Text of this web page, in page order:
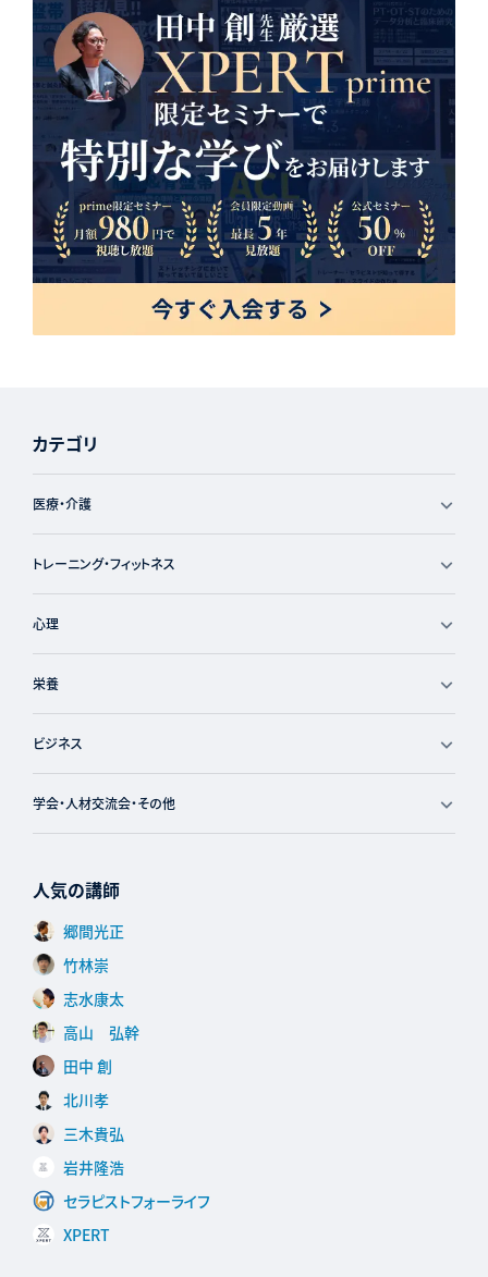
カテゴリ
医療・介護
トレーニング・フィットネス
心理
栄養
ビジネス
学会・人材交流会・その他
人気の講師
郷間光正
竹林崇
志水康太
高山 弘幹
田中 創
北川孝
三木貴弘
岩井隆浩
セラピストフォーライフ
XPERT